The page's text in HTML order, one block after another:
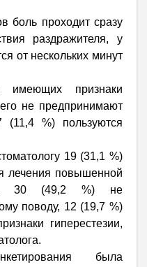
боль проходит сразу
раздражителя, у
от нескольких минут
признаки
не предпринимают
(11,4 %) пользуются
19 (31,1 %)
лечения повышенной
30 (49,2 %) не
поводу, 12 (19,7 %)
гиперестезии,
была